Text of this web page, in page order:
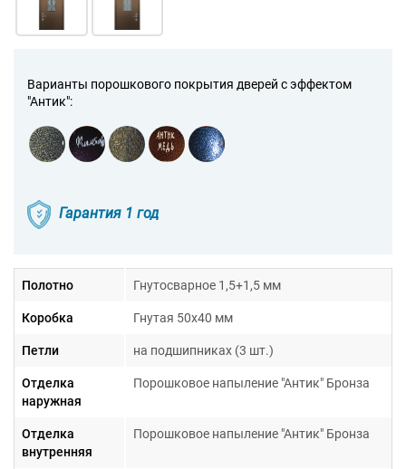
Варианты порошкового покрытия дверей с эффектом
"Антик":
Гарантия 1 год
Полотно Гнутосварное 1,5+1,5 мм
Коробка Гнутая 50х40 мм
Петли на подшипниках (3 шт.)
Отделка
наружная
Порошковое напыление "Антик" Бронза
Отделка
внутренняя
Порошковое напыление "Антик" Бронза